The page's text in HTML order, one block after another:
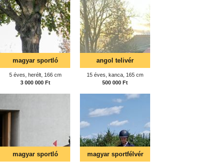
magyar sportló
5 éves, herélt, 166 cm
3 000 000 Ft
angol telivér
15 éves, kanca, 165 cm
500 000 Ft
magyar sportló magyar sportfélvér